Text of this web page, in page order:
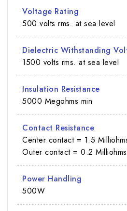
Voltage Rating
500 volts rms. at sea level
Dielectric Withstanding
1500 volts rms. at sea level
Insulation Resistance
5000 Megohms min
Contact Resistance
Center contact = 1.5
Outer contact = 0.2
Power Handling
500W